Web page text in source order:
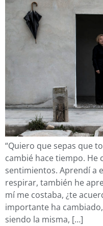
“Quiero que sepas que
cambié hace tiempo.
sentimientos. Aprendí a
respirar, también he
mí me costaba, ¿te
importante ha
siendo la misma, […]